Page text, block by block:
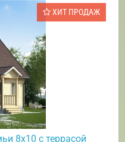
ХИТ ПРОДАЖ
8х10 с террасой